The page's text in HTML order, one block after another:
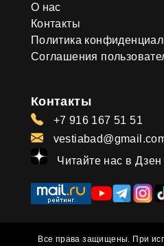
О нас
Контакты
Политика
Соглашения
Контакты
+7 916 167 51 51
Читайте нас в Дзен
Все права защищены. При